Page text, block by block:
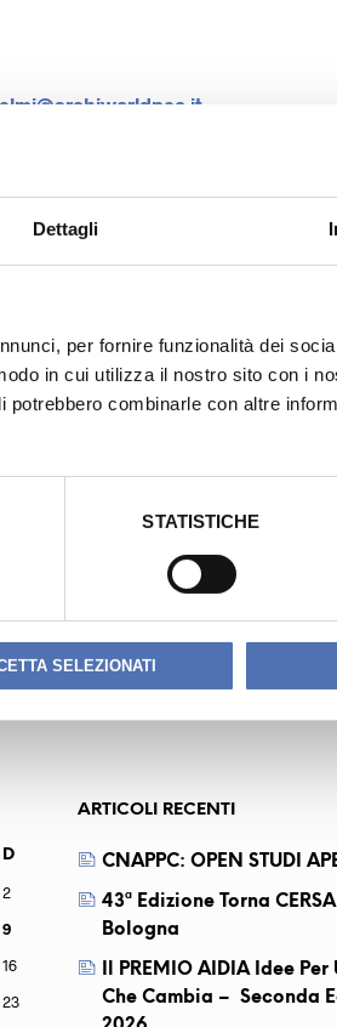
Dettagli
per fornire funzionalità dei
in cui utilizza il nostro sito con i
combinarle con altre
STATISTICHE
SELEZIONATI
INVERNIZZI
D
2
9
16
23
ARTICOLI RECENTI
CNAPPC: OPEN STUDI
43ª Edizione Torna
Bologna
Il PREMIO AIDIA Idee
Che Cambia – Seconda